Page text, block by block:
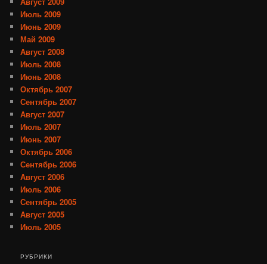
Июль 2009
Июнь 2009
Май 2009
Август 2008
Июль 2008
Июнь 2008
Октябрь 2007
Сентябрь 2007
Август 2007
Июль 2007
Июнь 2007
Октябрь 2006
Сентябрь 2006
Август 2006
Июль 2006
Сентябрь 2005
Август 2005
Июль 2005
РУБРИКИ